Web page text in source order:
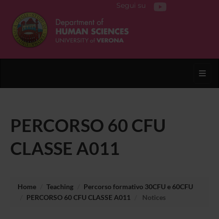
Segui su
PERCORSO 60 CFU
CLASSE A011
Home Teaching
Percorso formativo 30CFU e 60CFU
PERCORSO 60 CFU CLASSE A011
Notices